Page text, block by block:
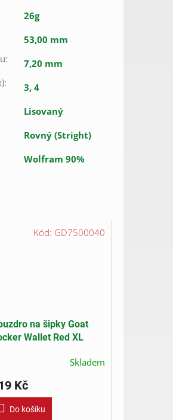
na šipky Goat
Wallet Red XL
Skladem
Kč
Do košíku
Kód: GD7500040
26g
53,00 mm
:
7,20 mm
: 3,4
Lisovaný
Rovný (Stright)
Wolfram 90%